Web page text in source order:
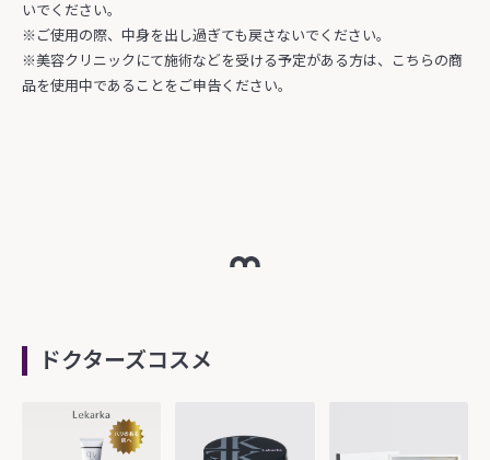
いでください。
※ご使用の際、中身を出し過ぎても戻さないでください。
※美容クリニックにて施術などを受ける予定がある方は、こちらの商
品を使用中であることをご申告ください。
ドクターズコスメ